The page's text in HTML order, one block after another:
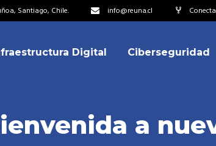
Santiago, Chile. info@reuna.cl
Digital Ciberseguridad
a